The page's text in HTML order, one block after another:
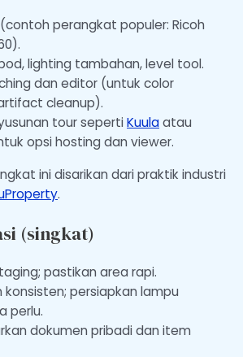
perangkat populer: Ricoh
lighting tambahan, level tool.
dan editor (untuk color
cleanup).
tour seperti Kuulaatau
opsi hosting dan viewer.
ini disarikan dari praktik industri
.
(singkat)
pastikan area rapi.
konsisten; persiapkan lampu
perlu.
dokumen pribadi dan item